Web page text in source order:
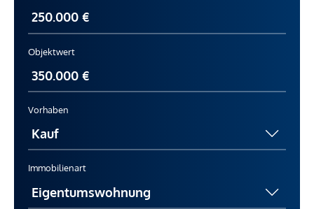
Objektwert
Vorhaben
Immobilienart